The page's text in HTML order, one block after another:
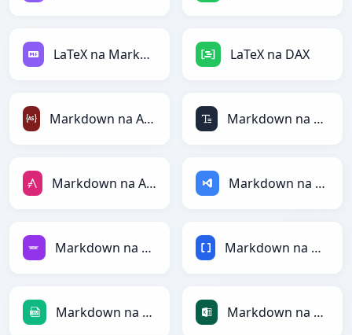
LaTeX na Markdown LaTeX na DAX
Markdown na ActionScript Markdown na ASCII
Markdown na AsciiDoc Markdown na ASP
Markdown na Avro Markdown na BBCode
Markdown na CSV Markdown na Excel